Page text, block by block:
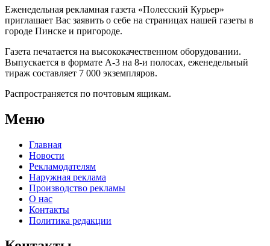
Еженедельная рекламная газета «Полесский Курьер»
приглашает Вас заявить о себе на страницах нашей газеты в
городе Пинске и пригороде.
Газета печатается на высококачественном оборудовании.
Выпускается в формате А-3 на 8-и полосах, еженедельный
тираж составляет 7 000 экземпляров.
Распространяется по почтовым ящикам.
Меню
Главная
Новости
Рекламодателям
Наружная реклама
Производство рекламы
О нас
Контакты
Политика редакции